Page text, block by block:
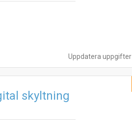
Uppdatera uppgifter
skyltning